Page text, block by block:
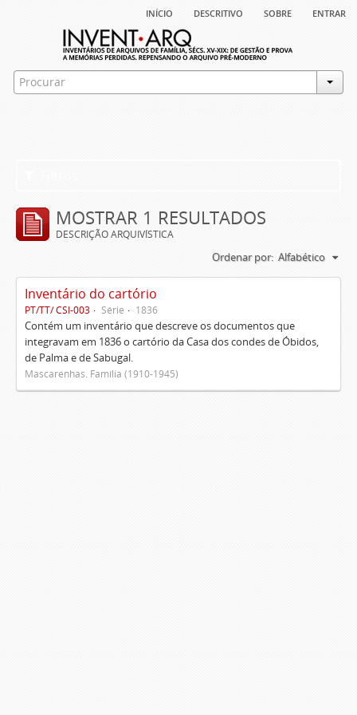
início descritivo sobre entrar
MOSTRAR 1 RESULTADOS
DESCRIÇÃO ARQUIVÍSTICA
Ordenar por: Alfabético
Inventário do cartório
PT/TT/ CSI-003 Série 1836
Contém um inventário que descreve os documentos que
integravam em 1836 o cartório da Casa dos condes de Óbidos,
de Palma e de Sabugal.
Mascarenhas. Família (1910-1945)